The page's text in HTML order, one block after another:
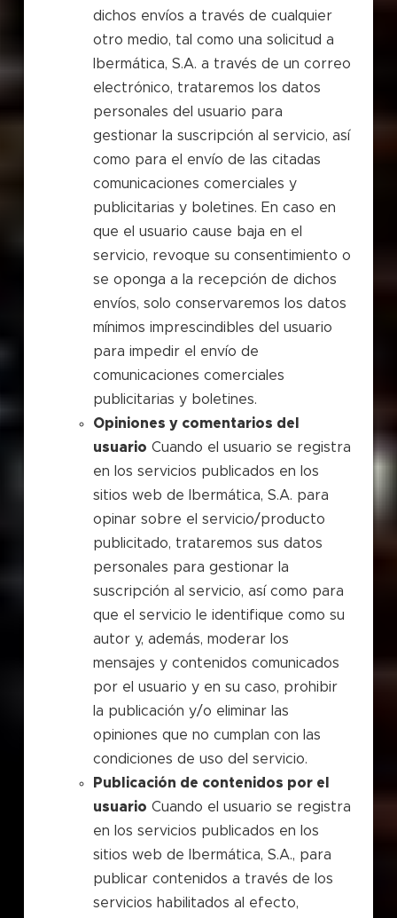
dichos envíos a través de cualquier
otro medio, tal como una solicitud a
Ibermática, S.A. a través de un correo
electrónico, trataremos los datos
personales del usuario para
gestionar la suscripción al servicio, así
como para el envío de las citadas
comunicaciones comerciales y
publicitarias y boletines. En caso en
que el usuario cause baja en el
servicio, revoque su consentimiento o
se oponga a la recepción de dichos
envíos, solo conservaremos los datos
mínimos imprescindibles del usuario
para impedir el envío de
comunicaciones comerciales
publicitarias y boletines.
Opiniones y comentarios del
usuario Cuando el usuario se registra
en los servicios publicados en los
sitios web de Ibermática, S.A. para
opinar sobre el servicio/producto
publicitado, trataremos sus datos
personales para gestionar la
suscripción al servicio, así como para
que el servicio le identifique como su
autor y, además, moderar los
mensajes y contenidos comunicados
por el usuario y en su caso, prohibir
la publicación y/o eliminar las
opiniones que no cumplan con las
condiciones de uso del servicio.
Publicación de contenidos por el
usuario Cuando el usuario se registra
en los servicios publicados en los
sitios web de Ibermática, S.A., para
publicar contenidos a través de los
servicios habilitados al efecto,